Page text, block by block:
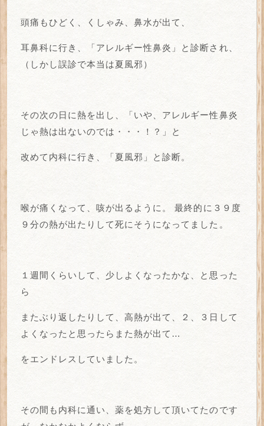
頭痛もひどく、くしゃみ、鼻水が出て、
耳鼻科に行き、「アレルギー性鼻炎」と診断され、
（しかし誤診で本当は夏風邪）
その次の日に熱を出し、「いや、アレルギー性鼻炎
じゃ熱は出ないのでは・・・！？」と
改めて内科に行き、「夏風邪」と診断。
喉が痛くなって、咳が出るように。
最終的に３９度
９分の熱が出たりして死にそうになってました。
１週間くらいして、少しよくなったかな、と思った
ら
またぶり返したりして、高熱が出て、２、３日して
よくなったと思ったらまた熱が出て…
をエンドレスしていました。
その間も内科に通い、薬を処方して頂いてたのです